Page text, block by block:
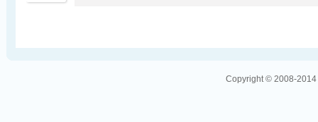
Copyright © 2008-2014